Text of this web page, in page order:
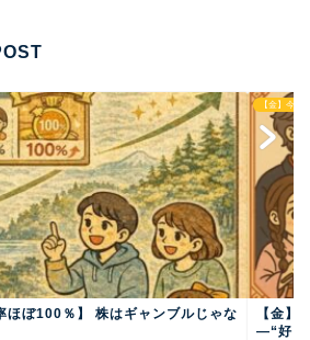
ほぼ100％】 株はギャンブルじゃな
【金】今日
【金
―“好き